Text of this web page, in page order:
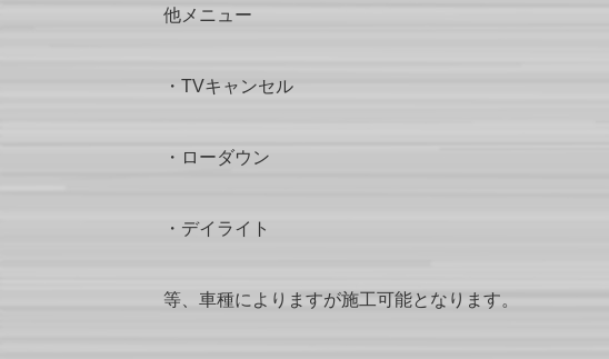
他メニュー
・TVキャンセル
・ローダウン
・デイライト
等、車種によりますが施工可能となります。